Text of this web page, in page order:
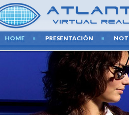
HOME PRESENTACIÓN